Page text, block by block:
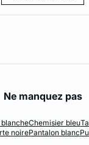
Ne manquez pas
Chemisier bleu
noirePantalon blanc